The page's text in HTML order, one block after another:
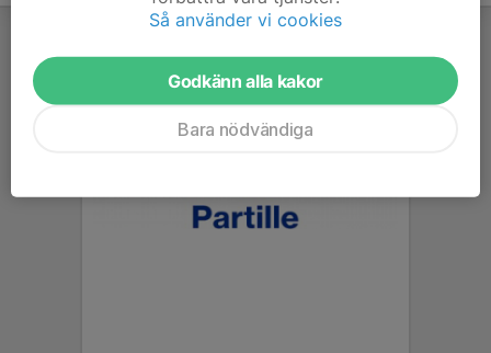
Så använder vi cookies
Godkänn alla kakor
Bara nödvändiga